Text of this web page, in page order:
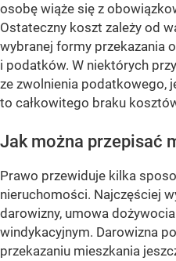
osobę wiąże się z
Ostateczny koszt zależy od
wybranej formy przekazania
i podatków. W niektórych
ze zwolnienia podatkowego,
to całkowitego braku
Jak można przepisać
Prawo przewiduje kilka
nieruchomości. Najczęściej
darowizny, umowa
windykacyjnym. Darowizna
przekazaniu mieszkania